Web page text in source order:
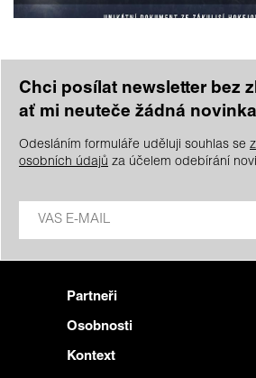
Chci posílat newsletter bez
ať mi neuteče žádná
Odesláním formuláře uděluji souhlas se
osobních údajů za účelem odebírání
Partneři
Osobnosti
Kontext